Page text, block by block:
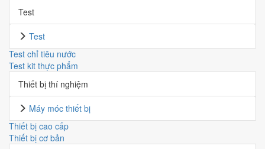
Test
Test
Test chỉ tiêu nước
Test kit thực phẩm
Thiết bị thí nghiệm
Máy móc thiết bị
Thiết bị cao cấp
Thiết bị cơ bản